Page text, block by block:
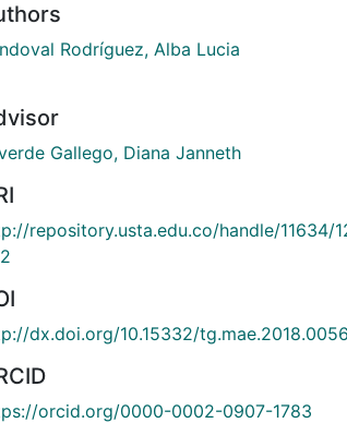
Rodríguez, Alba Lucia
Gallego, Diana Janneth
repository.usta.edu.co/handle/11634/
dx.doi.org/10.15332/
orcid.org/0000-0002-0907-1783